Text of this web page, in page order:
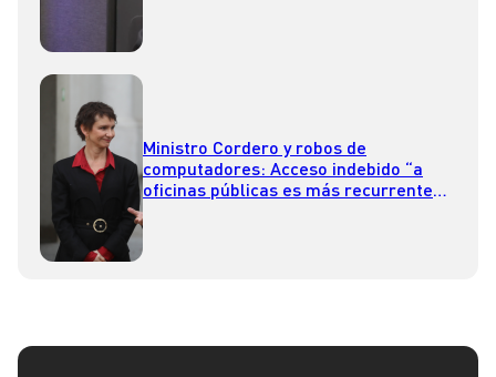
Ministro Cordero y robos de
computadores: Acceso indebido “a
oficinas públicas es más recurrente